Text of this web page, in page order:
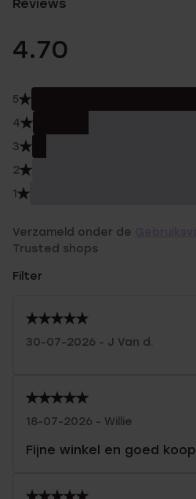
Reviews
4.70
5
4
3
2
1
Verzameld onder de
Trusted shops
Filter
30-07-2026 - J Van d.
18-07-2026 - Willie
Fijne winkel en goed koop